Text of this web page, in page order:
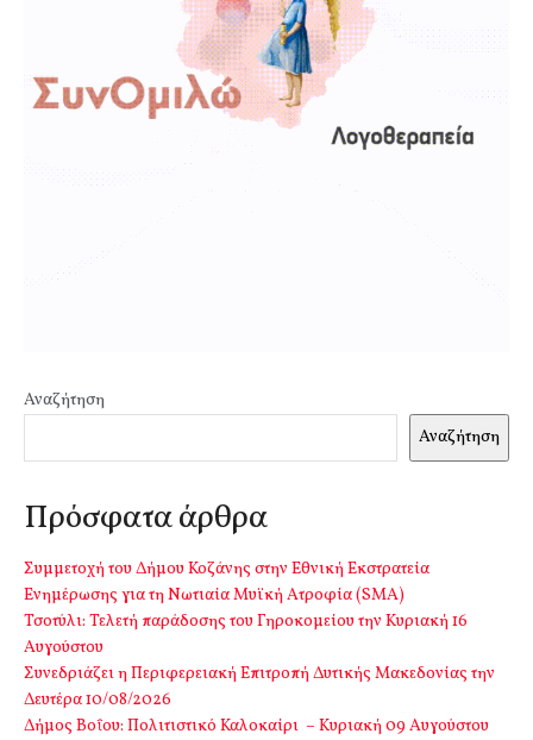
Αναζήτηση
Αναζήτηση
Πρόσφατα άρθρα
Συμμετοχή του Δήμου Κοζάνης στην Εθνική Εκστρατεία
Ενημέρωσης για τη Νωτιαία Μυϊκή Ατροφία (SMA)
Τσοτύλι: Τελετή παράδοσης του Γηροκομείου την Κυριακή 16
Αυγούστου
Συνεδριάζει η Περιφερειακή Επιτροπή Δυτικής Μακεδονίας την
Δευτέρα 10/08/2026
Δήμος Βοΐου: Πολιτιστικό Καλοκαίρι – Κυριακή 09 Αυγούστου